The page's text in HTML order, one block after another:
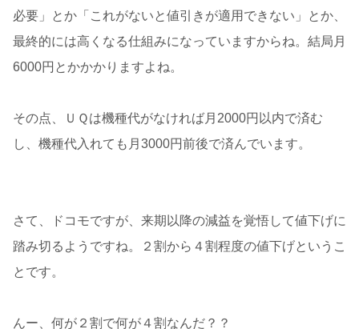
必要」とか「これがないと値引きが適用できない」とか、
最終的には高くなる仕組みになっていますからね。結局月
6000円とかかかりますよね。
その点、ＵＱは機種代がなければ月2000円以内で済む
し、機種代入れても月3000円前後で済んでいます。
さて、ドコモですが、来期以降の減益を覚悟して値下げに
踏み切るようですね。２割から４割程度の値下げというこ
とです。
んー、何が２割で何が４割なんだ？？